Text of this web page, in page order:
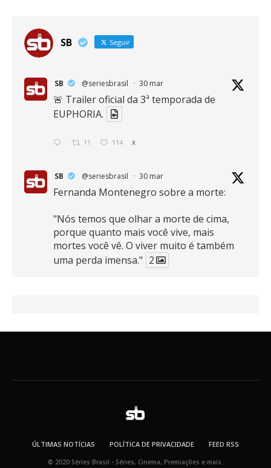
SB Seguir
SB @seriesbrasil · 30 mar
🚨 Trailer oficial da 3ª temporada de
EUPHORIA.
11 114 X
SB @seriesbrasil · 30 mar
Fernanda Montenegro sobre a morte:
"Nós temos que olhar a morte de cima,
porque quanto mais você vive, mais
mortes você vê. O viver muito é também
uma perda imensa." 2
16 389 X
@seriesbrasil · 30 mar
124 1460 X
ÚLTIMAS NOTÍCIAS POLÍTICA DE PRIVACIDADE FEED RSS
© 2020 Séries Brasil - Séries, Cinema, Premiações e mais.